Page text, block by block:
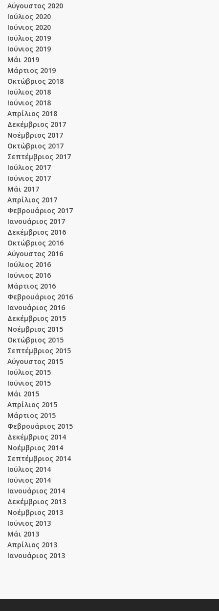
Αύγουστος 2020
Ιούλιος 2020
Ιούνιος 2020
Ιούλιος 2019
Ιούνιος 2019
Μάι 2019
Μάρτιος 2019
Οκτώβριος 2018
Ιούλιος 2018
Ιούνιος 2018
Απρίλιος 2018
Δεκέμβριος 2017
Νοέμβριος 2017
Οκτώβριος 2017
Σεπτέμβριος 2017
Ιούλιος 2017
Ιούνιος 2017
Μάι 2017
Απρίλιος 2017
Φεβρουάριος 2017
Ιανουάριος 2017
Δεκέμβριος 2016
Οκτώβριος 2016
Αύγουστος 2016
Ιούλιος 2016
Ιούνιος 2016
Μάρτιος 2016
Φεβρουάριος 2016
Ιανουάριος 2016
Δεκέμβριος 2015
Νοέμβριος 2015
Οκτώβριος 2015
Σεπτέμβριος 2015
Αύγουστος 2015
Ιούλιος 2015
Ιούνιος 2015
Μάι 2015
Απρίλιος 2015
Μάρτιος 2015
Φεβρουάριος 2015
Δεκέμβριος 2014
Νοέμβριος 2014
Σεπτέμβριος 2014
Ιούλιος 2014
Ιούνιος 2014
Ιανουάριος 2014
Δεκέμβριος 2013
Νοέμβριος 2013
Ιούνιος 2013
Μάι 2013
Απρίλιος 2013
Ιανουάριος 2013